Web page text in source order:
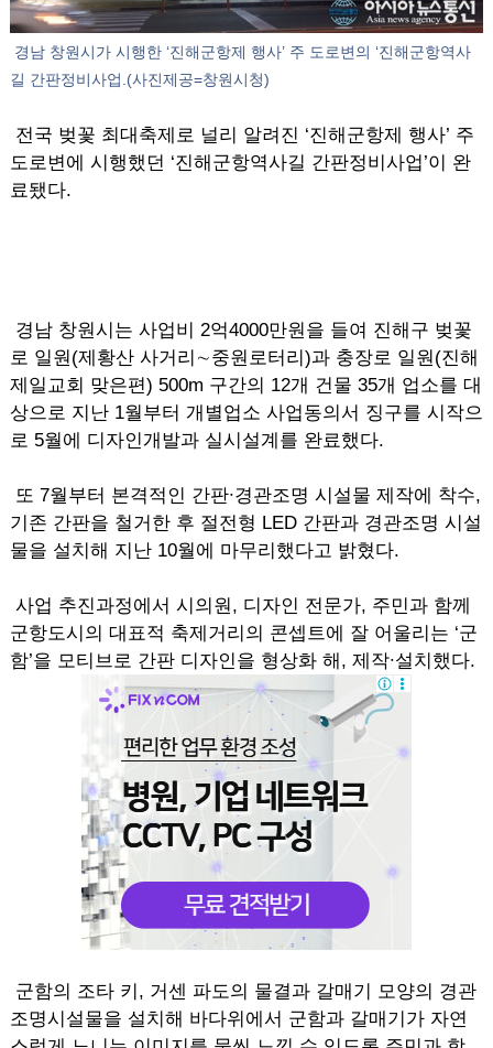
경남 창원시가 시행한 ‘진해군항제 행사’ 주 도로변의 ‘진해군항역사
길 간판정비사업.(사진제공=창원시청)
전국 벚꽃 최대축제로 널리 알려진 ‘진해군항제 행사’ 주
도로변에 시행했던 ‘진해군항역사길 간판정비사업’이 완
료됐다.
경남 창원시는 사업비 2억4000만원을 들여 진해구 벚꽃
로 일원(제황산 사거리∼중원로터리)과 충장로 일원(진해
제일교회 맞은편) 500m 구간의 12개 건물 35개 업소를 대
상으로 지난 1월부터 개별업소 사업동의서 징구를 시작으
로 5월에 디자인개발과 실시설계를 완료했다.
또 7월부터 본격적인 간판∙경관조명 시설물 제작에 착수,
기존 간판을 철거한 후 절전형 LED 간판과 경관조명 시설
물을 설치해 지난 10월에 마무리했다고 밝혔다.
사업 추진과정에서 시의원, 디자인 전문가, 주민과 함께
군항도시의 대표적 축제거리의 콘셉트에 잘 어울리는 ‘군
함’을 모티브로 간판 디자인을 형상화 해, 제작∙설치했다.
군함의 조타 키, 거센 파도의 물결과 갈매기 모양의 경관
조명시설물을 설치해 바다위에서 군함과 갈매기가 자연